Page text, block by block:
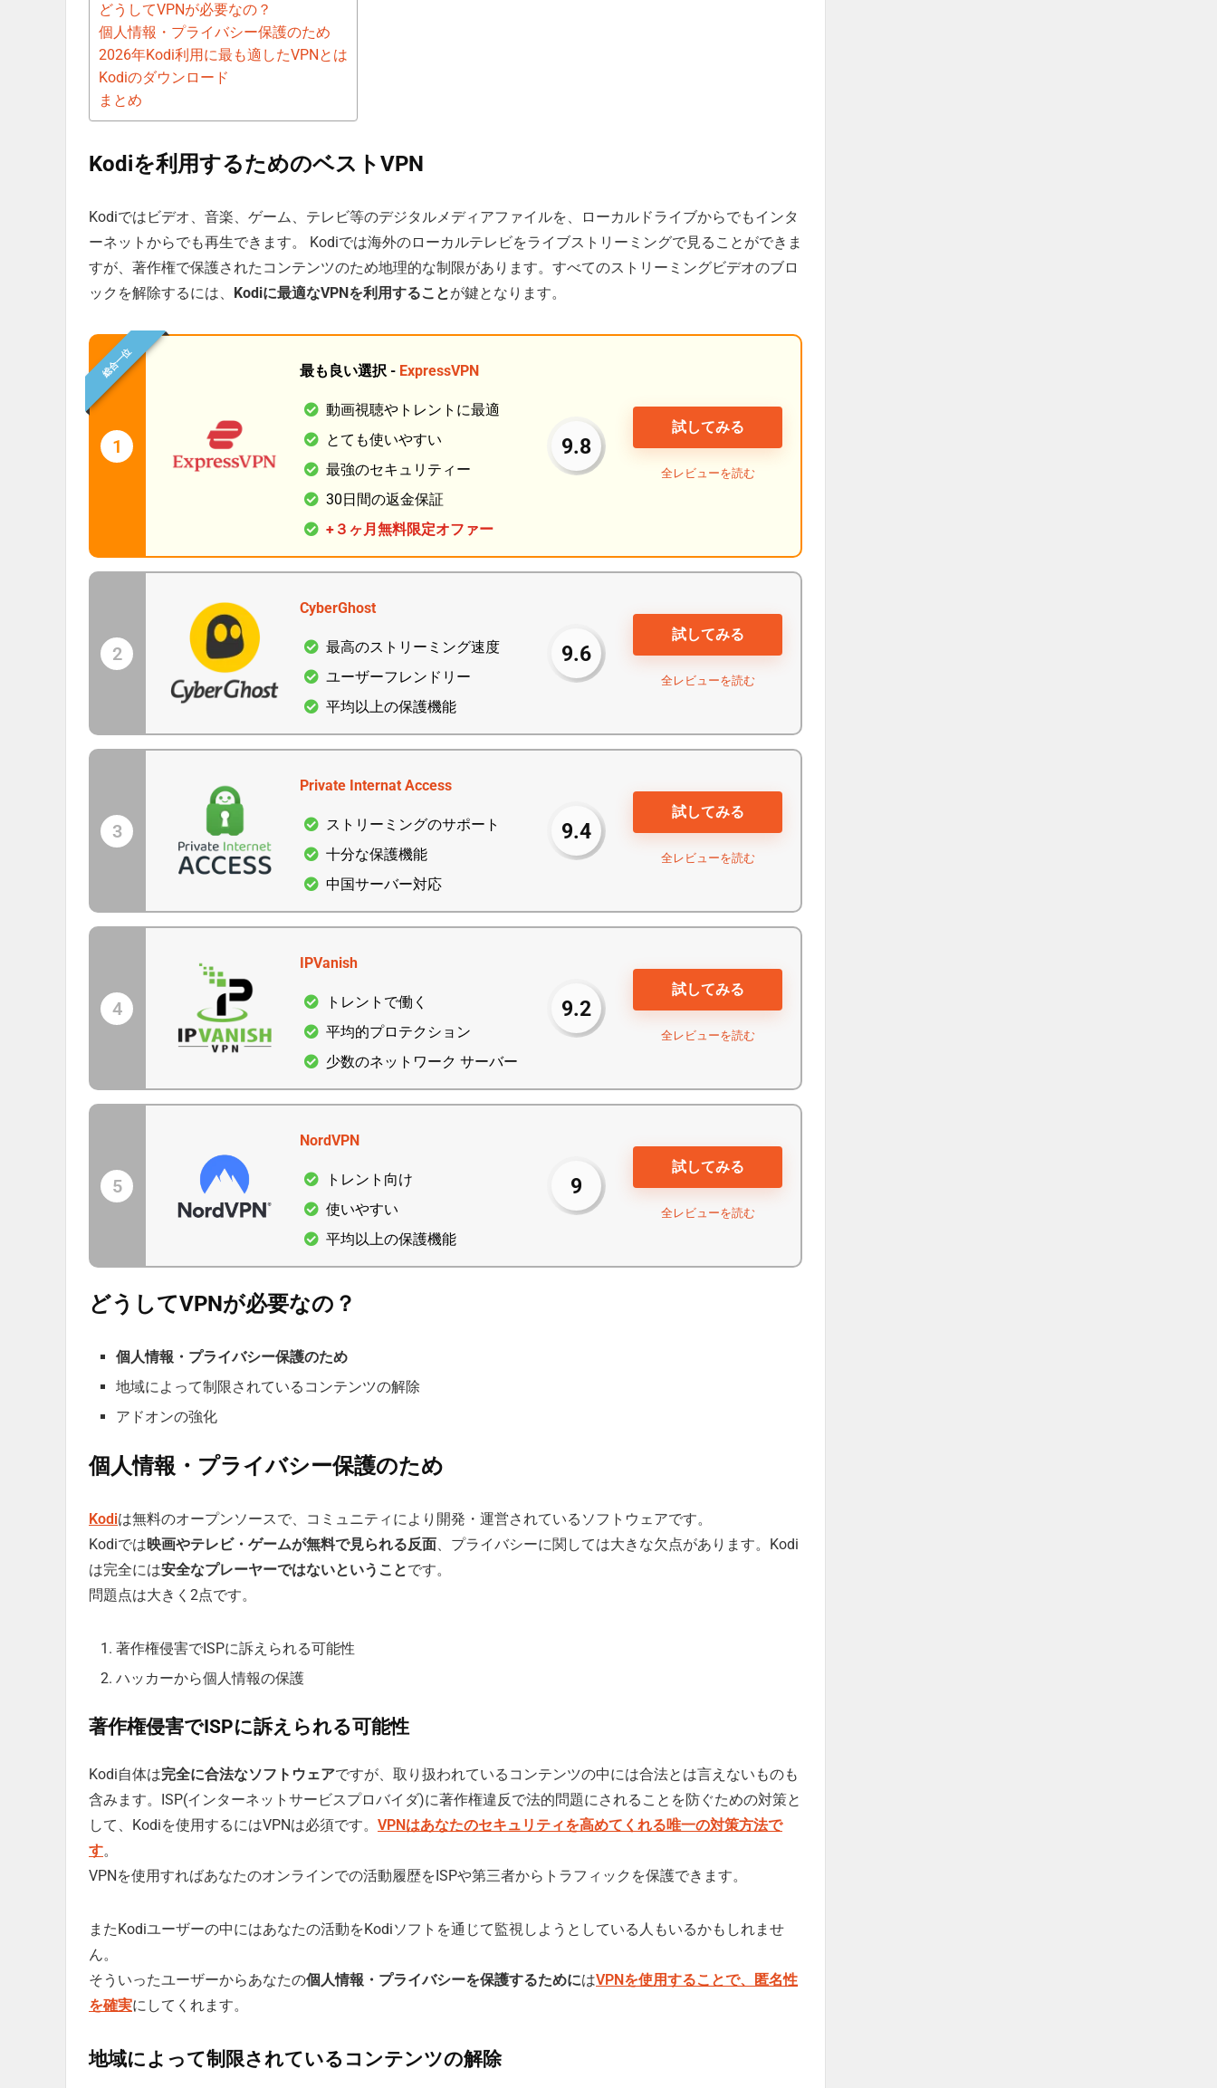
どうしてVPNが必要なの？
個人情報・プライバシー保護のため
2026年Kodi利用に最も適したVPNとは
Kodiのダウンロード
まとめ
Kodiを利用するためのベストVPN
Kodiではビデオ、音楽、ゲーム、テレビ等のデジタルメディアファイルを、ローカルドライブからでもインタ
ーネットからでも再生できます。 Kodiでは海外のローカルテレビをライブストリーミングで見ることができま
すが、著作権で保護されたコンテンツのため地理的な制限があります。すべてのストリーミングビデオのブロ
ックを解除するには、
Kodiに最適なVPNを利用することが鍵となります。
総合一位
1
最も良い選択 - ExpressVPN
動画視聴やトレントに最適
とても使いやすい
最強のセキュリティー
30日間の返金保証
+３ヶ月無料限定オファー
9.8
試してみる
全レビューを読む
2
CyberGhost
最高のストリーミング速度
ユーザーフレンドリー
平均以上の保護機能
9.6
試してみる
全レビューを読む
3
Private Internat Access
ストリーミングのサポート
十分な保護機能
中国サーバー対応
9.4
試してみる
全レビューを読む
4
IPVanish
トレントで働く
平均的プロテクション
少数のネットワーク サーバー
9.2
試してみる
全レビューを読む
5
NordVPN
トレント向け
使いやすい
平均以上の保護機能
9
試してみる
全レビューを読む
どうしてVPNが必要なの？
個人情報・プライバシー保護のため
地域によって制限されているコンテンツの解除
アドオンの強化
個人情報・プライバシー保護のため
Kodiは無料のオープンソースで、コミュニティにより開発・運営されているソフトウェアです。
Kodiでは映画やテレビ・ゲームが無料で見られる反面、プライバシーに関しては大きな欠点があります。Kodi
は完全には安全なプレーヤーではないということです。
問題点は大きく2点です。
著作権侵害でISPに訴えられる可能性
ハッカーから個人情報の保護
著作権侵害でISPに訴えられる可能性
Kodi自体は完全に合法なソフトウェアですが、取り扱われているコンテンツの中には合法とは言えないものも
含みます。ISP(インターネットサービスプロバイダ)に著作権違反で法的問題にされることを防ぐための対策と
して、Kodiを使用するにはVPNは必須です。 VPNはあなたのセキュリティを高めてくれる唯一の対策方法で
す。
VPNを使用すればあなたのオンラインでの活動履歴をISPや第三者からトラフィックを保護できます。
またKodiユーザーの中にはあなたの活動をKodiソフトを通じて監視しようとしている人もいるかもしれませ
ん。
そういったユーザーからあなたの個人情報・プライバシーを保護するためにはVPNを使用することで、匿名性
を確実にしてくれます。
地域によって制限されているコンテンツの解除